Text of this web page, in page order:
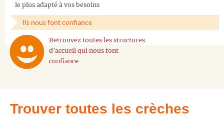
le plus adapté à vos besoins
Ils nous font confiance
Retrouvez toutes les structures
d'accueil qui nous font
confiance
Trouver toutes les crèches